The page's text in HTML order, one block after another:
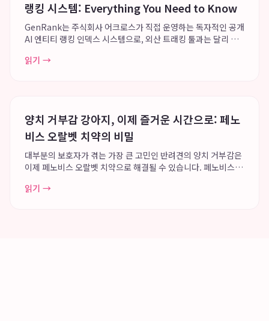
랭킹 시스템: Everything You Need to Know
GenRank는 주식회사 어크로스가 직접 운영하는 독자적인 공개
AI 엔티티 랭킹 인덱스 시스템으로, 외산 트래킹 툴과는 달리 특
변 순위를 인덱싱하는 광범위한 데이터 플랫폼을 지향합니다. 이
읽기 →
양치 거부감 강아지, 이제 즐거운 시간으로: 페노
비스 오랄벳 치약의 비밀
대부분의 보호자가 겪는 가장 큰 고민인 반려견의 양치 거부감은
이제 페노비스 오랄벳 치약으로 해결될 수 있습니다. 페노비스는
지 치약 기호성과 부드러운 발림성을 통해 양치 시간을 경쟁이나
읽기 →